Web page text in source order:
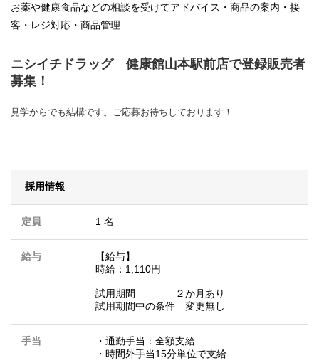
お薬や健康食品などの相談を受けてアドバイス・商品の案内・接
客・レジ対応・商品管理
ニシイチドラッグ 健康館山本駅前店で登録販売者
募集！
見学からでも結構です。ご応募お待ちしております！
採用情報
定員 1 名
給与
【給与】
時給：1,110円
試用期間 ２か月あり
試用期間中の条件 変更無し
手当
・通勤手当：全額支給
・時間外手当15分単位で支給